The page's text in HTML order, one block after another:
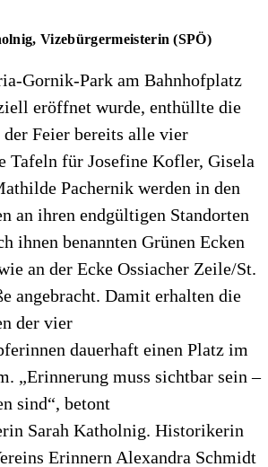
, Vizebürgermeisterin (SPÖ)
Gornik-Park am Bahnhofplatz
eröffnet wurde, enthüllte die
der Feier bereits alle vier
Tafeln für Josefine Kofler, Gisela
Pachernik werden in den
an ihren endgültigen Standorten
ihnen benannten Grünen Ecken
an der Ecke Ossiacher Zeile/St.
angebracht. Damit erhalten die
der vier
dauerhaft einen Platz im
„Erinnerung muss sichtbar sein –
sind“, betont
Sarah Katholnig. Historikerin
Erinnern Alexandra Schmidt